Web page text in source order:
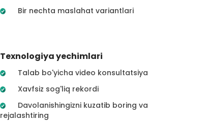
Bir nechta maslahat variantlari
Texnologiya yechimlari
Talab bo'yicha video konsultatsiya
Xavfsiz sog'liq rekordi
Davolanishingizni kuzatib boring va
rejalashtiring